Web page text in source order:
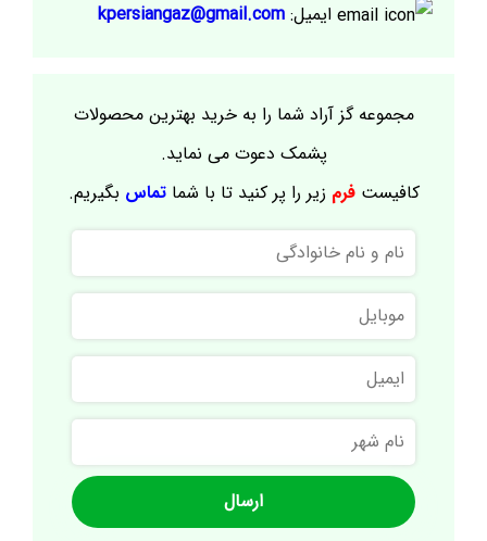
ایمیل: kpersiangaz@gmail.com
مجموعه گز آراد شما را به خرید بهترین محصولات
پشمک دعوت می نماید.
کافیستفرم زیر را پر کنید تا با شماتماس بگیریم.
نام
و
نام
خانوادگی
موبایل
ایمیل
نام
شهر